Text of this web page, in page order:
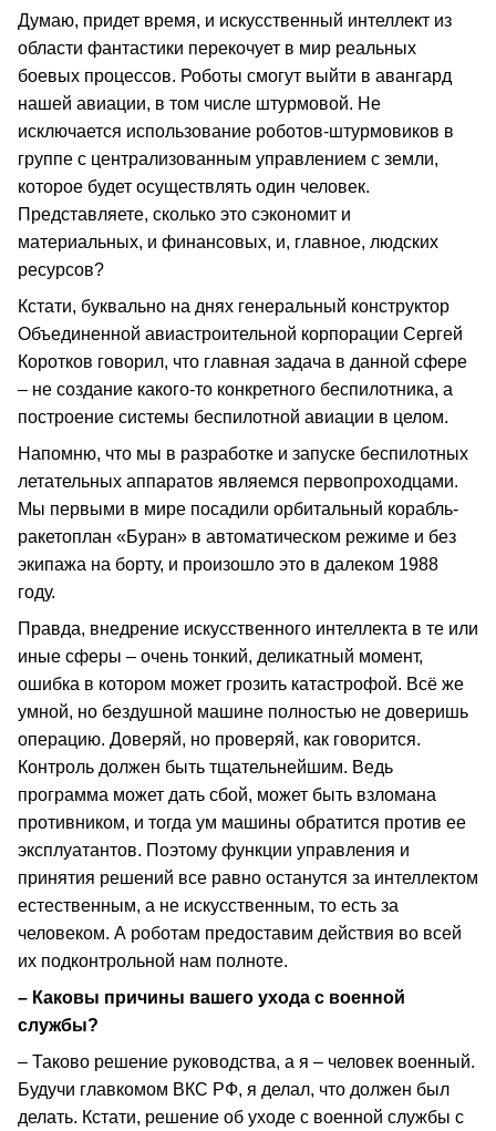
Думаю, придет время, и искусственный интеллект из
области фантастики перекочует в мир реальных
боевых процессов. Роботы смогут выйти в авангард
нашей авиации, в том числе штурмовой. Не
исключается использование роботов-штурмовиков в
группе с централизованным управлением с земли,
которое будет осуществлять один человек.
Представляете, сколько это сэкономит и
материальных, и финансовых, и, главное, людских
ресурсов?
Кстати, буквально на днях генеральный конструктор
Объединенной авиастроительной корпорации Сергей
Коротков говорил, что главная задача в данной сфере
– не создание какого-то конкретного беспилотника, а
построение системы беспилотной авиации в целом.
Напомню, что мы в разработке и запуске беспилотных
летательных аппаратов являемся первопроходцами.
Мы первыми в мире посадили орбитальный корабль-
ракетоплан «Буран» в автоматическом режиме и без
экипажа на борту, и произошло это в далеком 1988
году.
Правда, внедрение искусственного интеллекта в те или
иные сферы – очень тонкий, деликатный момент,
ошибка в котором может грозить катастрофой. Всё же
умной, но бездушной машине полностью не доверишь
операцию. Доверяй, но проверяй, как говорится.
Контроль должен быть тщательнейшим. Ведь
программа может дать сбой, может быть взломана
противником, и тогда ум машины обратится против ее
эксплуатантов. Поэтому функции управления и
принятия решений все равно останутся за интеллектом
естественным, а не искусственным, то есть за
человеком. А роботам предоставим действия во всей
их подконтрольной нам полноте.
– Каковы причины вашего ухода с военной
службы?
– Таково решение руководства, а я – человек военный.
Будучи главкомом ВКС РФ, я делал, что должен был
делать. Кстати, решение об уходе с военной службы с